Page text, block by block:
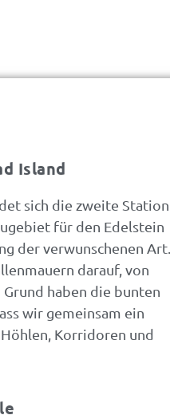
Island
sich die zweite Station
für den Edelstein
der verwunschenen
darauf, von
haben die bunten
wir gemeinsam ein
Korridoren und